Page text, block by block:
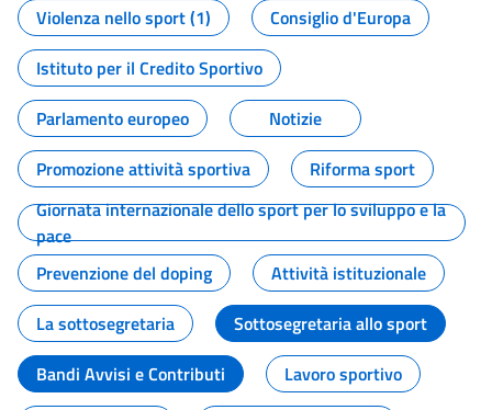
Violenza nello sport (1)
Consiglio d'Europa
Istituto per il Credito Sportivo
Parlamento europeo
Notizie
Promozione attività sportiva
Riforma sport
Giornata internazionale dello sport per lo sviluppo e la
pace
Prevenzione del doping
Attività istituzionale
La sottosegretaria
Sottosegretaria allo sport
Bandi Avvisi e Contributi
Lavoro sportivo